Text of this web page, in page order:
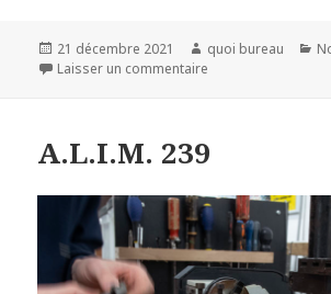
Publié
le
21 décembre 2021 Auteur
quoi bureau
Laisser un commentaire
A.L.I.M. 239